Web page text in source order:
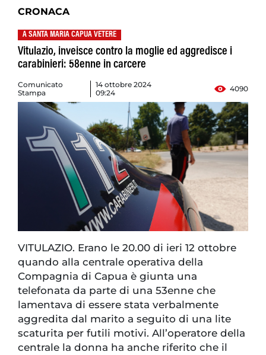
CRONACA
A SANTA MARIA CAPUA VETERE
Vitulazio, inveisce contro la moglie ed aggredisce i
carabinieri: 58enne in carcere
Comunicato
Stampa
14 ottobre 2024
09:24
4090
VITULAZIO. Erano le 20.00 di ieri 12 ottobre
quando alla centrale operativa della
Compagnia di Capua è giunta una
telefonata da parte di una 53enne che
lamentava di essere stata verbalmente
aggredita dal marito a seguito di una lite
scaturita per futili motivi. All’operatore della
centrale la donna ha anche riferito che il